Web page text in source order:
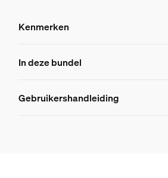
Kenmerken
Kenmerken
8719514873094
In deze bundel
Gebruikershandleiding